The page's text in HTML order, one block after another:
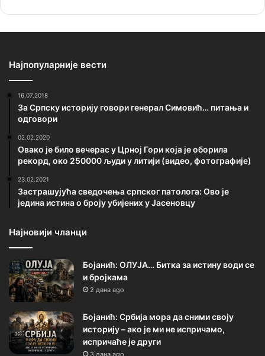
Најпопуларније вести
16.07.2018
За Српску историју говори генерал Симовић… питања и
одговори
02.02.2020
Овако је било вечерас у Црној Гори која је оборила
рекорд, око 250000 људи у литији (видео, фотографије)
23.02.2021
Застрашујућа сведочења српског патолога: Ово је
једина истина о броју убијених у Јасеновцу
Најновији чланци
Бојанић: ОЛУЈА… Битка за истину води се
и бројкама
2 дана ago
Бојанић: Србија мора да сними своју
историју – ако је ми не испричамо,
испричаће је други
3 дана ago